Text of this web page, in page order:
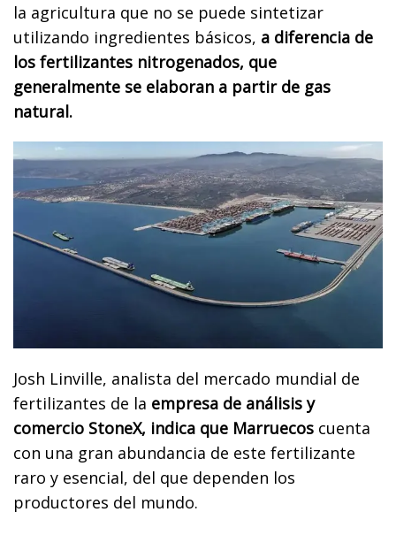
la agricultura que no se puede sintetizar
utilizando ingredientes básicos, a diferencia de
los fertilizantes nitrogenados, que
generalmente se elaboran a partir de gas
natural.
Josh Linville, analista del mercado mundial de
fertilizantes de la empresa de análisis y
comercio StoneX, indica que Marruecos cuenta
con una gran abundancia de este fertilizante
raro y esencial, del que dependen los
productores del mundo.